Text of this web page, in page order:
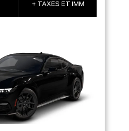
+ TAXES ET IMM